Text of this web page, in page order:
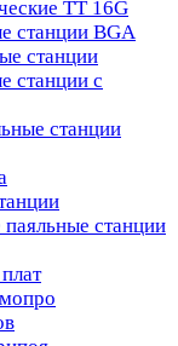
TT 16G
станции BGA
станции
станции с
станции
станции